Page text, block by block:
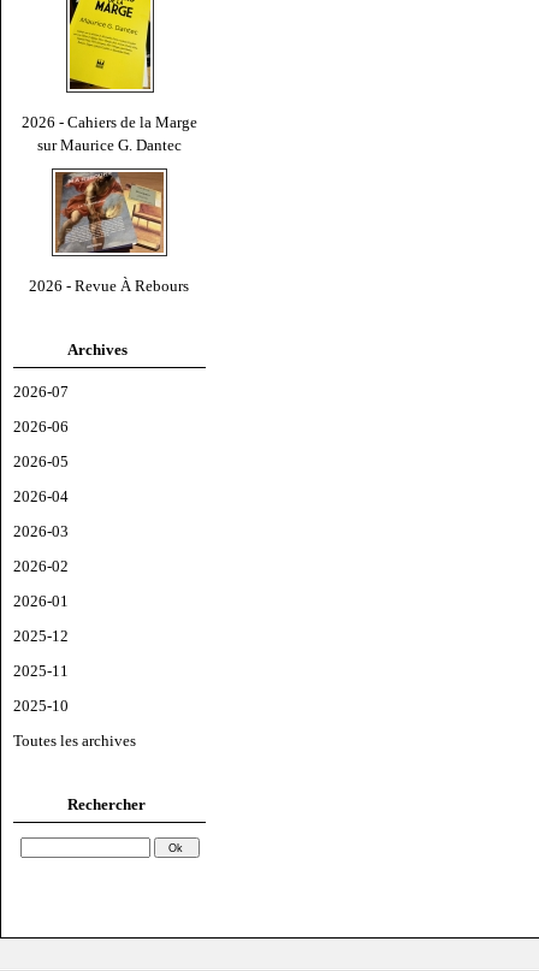
2026 - Cahiers de la Marge
sur Maurice G. Dantec
2026 - Revue À Rebours
Archives
2026-07
2026-06
2026-05
2026-04
2026-03
2026-02
2026-01
2025-12
2025-11
2025-10
Toutes les archives
Rechercher